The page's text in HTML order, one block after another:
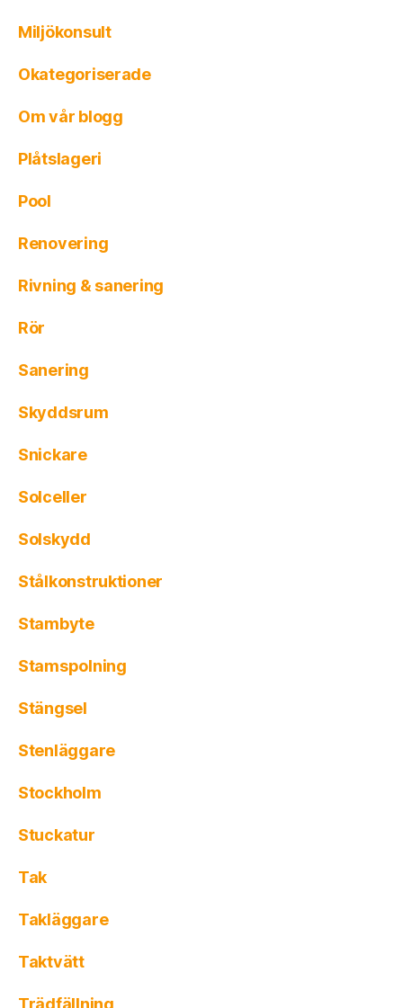
Miljökonsult
Okategoriserade
Om vår blogg
Plåtslageri
Pool
Renovering
Rivning & sanering
Rör
Sanering
Skyddsrum
Snickare
Solceller
Solskydd
Stålkonstruktioner
Stambyte
Stamspolning
Stängsel
Stenläggare
Stockholm
Stuckatur
Tak
Takläggare
Taktvätt
Trädfällning